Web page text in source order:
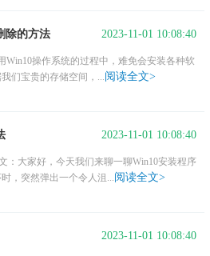
2023-11-01 10:08:40
除的方法
Win10操作系统的过程中，难免会安装各种软
们宝贵的存储空间，...阅读全文>
2023-11-01 10:08:40
：大家好，今天我们来聊一聊Win10安装程序
，突然弹出一个令人沮...阅读全文>
2023-11-01 10:08:40